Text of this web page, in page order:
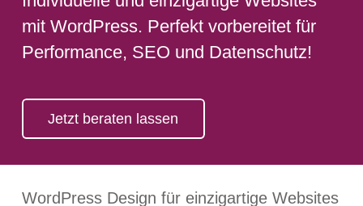
mit WordPress. Perfekt vorbereitet für
Performance, SEO und Datenschutz!
Jetzt beraten lassen
WordPress Design für einzigartige Websites